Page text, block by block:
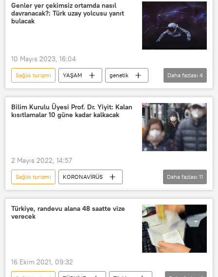
Genler yer çekimsiz ortamda nasıl
davranacak?: Türk uzay yolcusu yanıt
bulacak
10 Mayıs 2023, 16:04
Sağlık turizmi YAŞAM
genetik
Uzay
Uluslararası Uzay İstasyonu (UUİ)
Araştırma
Yer çekimsiz ortam
Daha fazlası 4
Bilim Kurulu Üyesi Prof. Dr. Yiyit: Kalan
kısıtlamalar 10 güne kadar kalkacak
2 Mayıs 2022, 14:57
Sağlık turizmi
KORONAVİRÜS
Maske
Sosyal mesafe
Omicron
Başakşehir Çam ve Sakura Şehir Hastanesi
Nurettin Yiyit
Daha fazlası 11
Türkiye, randevu alana 48 saatte vize
verecek
16 Ekim 2021, 09:32